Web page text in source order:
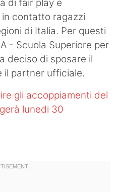
di fair play e
contatto ragazzi
di Italia. Per questi
- Scuola Superiore per
deciso di sposare il
il partner ufficiale.
gli accoppiamenti del
lunedi 30